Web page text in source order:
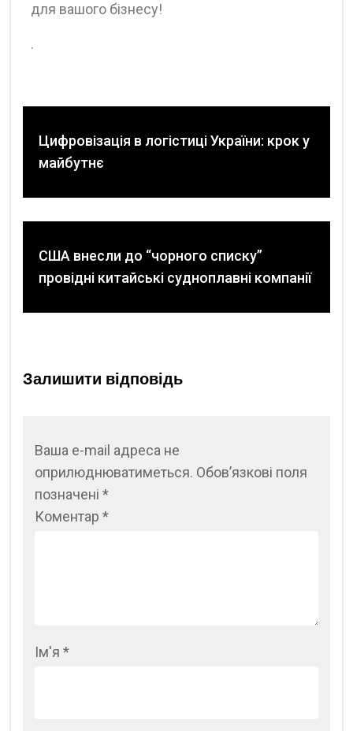
для вашого бізнесу!
.
Цифровізація в логістиці України: крок у
майбутнє
США внесли до “чорного списку”
провідні китайські судноплавні компанії
Залишити відповідь
Ваша e-mail адреса не
оприлюднюватиметься. Обов’язкові поля
позначені *
Коментар *
Ім'я *